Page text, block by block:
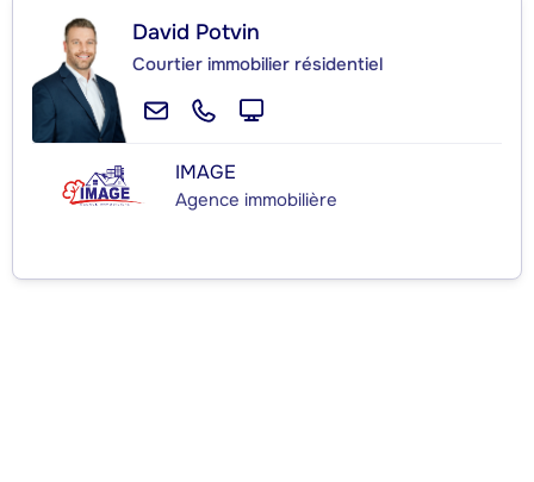
David Potvin
Courtier immobilier résidentiel
IMAGE
Agence immobilière